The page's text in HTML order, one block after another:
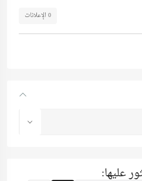
0 الإعلانات